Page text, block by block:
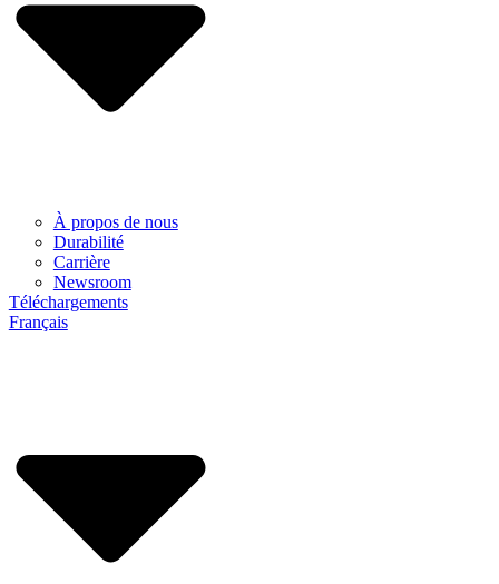
À propos de nous
Durabilité
Carrière
Newsroom
Téléchargements
Français